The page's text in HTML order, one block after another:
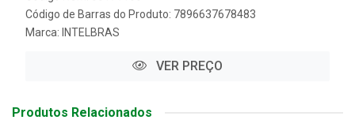
Código de Barras do Produto: 7896637678483
Marca: INTELBRAS
VER PREÇO
Produtos Relacionados